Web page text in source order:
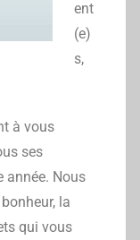
ent
(e)
s,
à vous
ses
année. Nous
la
qui vous